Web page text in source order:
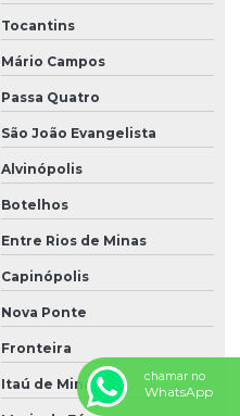
Tocantins
Mário Campos
Passa Quatro
São João Evangelista
Alvinópolis
Botelhos
Entre Rios de Minas
Capinópolis
Nova Ponte
Fronteira
Itaú de Minas
chamar no
WhatsApp